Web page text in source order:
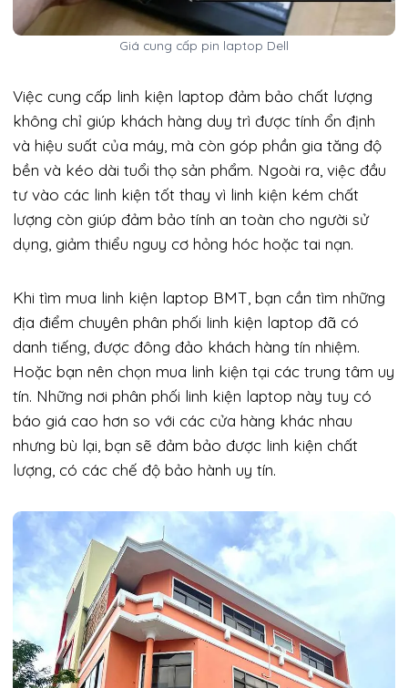
Giá cung cấp pin laptop Dell
Việc cung cấp linh kiện laptop đảm bảo chất lượng
không chỉ giúp khách hàng duy trì được tính ổn định
và hiệu suất của máy, mà còn góp phần gia tăng độ
bền và kéo dài tuổi thọ sản phẩm. Ngoài ra, việc đầu
tư vào các linh kiện tốt thay vì linh kiện kém chất
lượng còn giúp đảm bảo tính an toàn cho người sử
dụng, giảm thiểu nguy cơ hỏng hóc hoặc tai nạn.
Khi tìm mua linh kiện laptop BMT, bạn cần tìm những
địa điểm chuyên phân phối linh kiện laptop đã có
danh tiếng, được đông đảo khách hàng tín nhiệm.
Hoặc bạn nên chọn mua linh kiện tại các trung tâm uy
tín. Những nơi phân phối linh kiện laptop này tuy có
báo giá cao hơn so với các cửa hàng khác nhau
nhưng bù lại, bạn sẽ đảm bảo được linh kiện chất
lượng, có các chế độ bảo hành uy tín.